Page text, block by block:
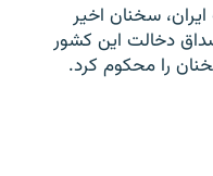
سخنان اخیر
دخالت این کشور
را محکوم کرد.